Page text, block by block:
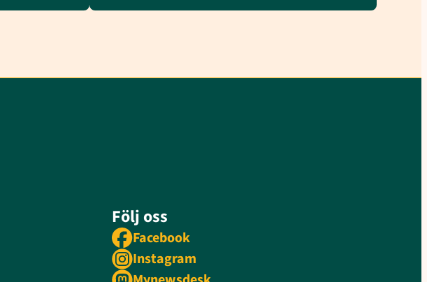
Följ oss
Facebook
Instagram